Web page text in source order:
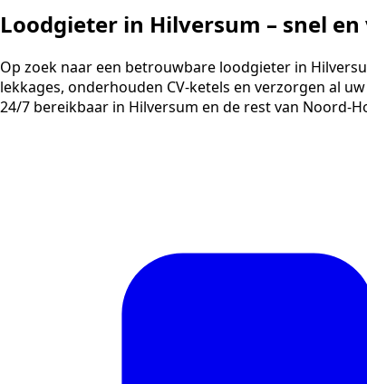
Loodgieter in Hilversum – snel
Op zoek naar een betrouwbare loodgieter in
lekkages, onderhouden CV-ketels en verzorgen al
24/7 bereikbaar in Hilversum en de rest van Noord-